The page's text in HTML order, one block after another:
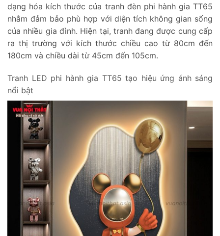
dạng hóa kích thước của tranh đèn phi hành gia TT65
nhằm đảm bảo phù hợp với diện tích không gian sống
của nhiều gia đình. Hiện tại, tranh đang được cung cấp
ra thị trường với kích thước chiều cao từ 80cm đến
180cm và chiều dài từ 45cm đến 105cm.
Tranh LED phi hành gia TT65 tạo hiệu ứng ánh sáng
nổi bật